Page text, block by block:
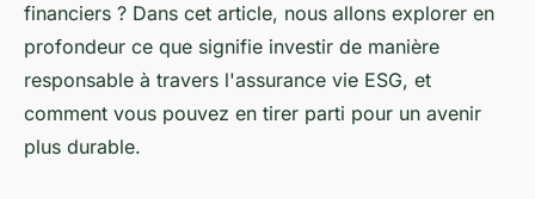
financiers ? Dans cet article, nous allons explorer en
profondeur ce que signifie investir de manière
responsable à travers l'assurance vie ESG, et
comment vous pouvez en tirer parti pour un avenir
plus durable.